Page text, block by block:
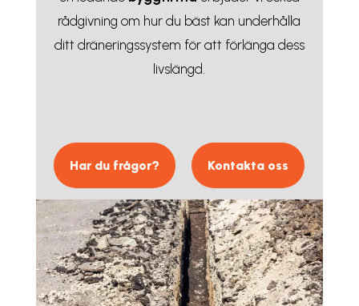
rådgivning om hur du bäst kan underhålla
ditt dräneringssystem för att förlänga dess
livslängd.
Har du frågor? Kontakta oss